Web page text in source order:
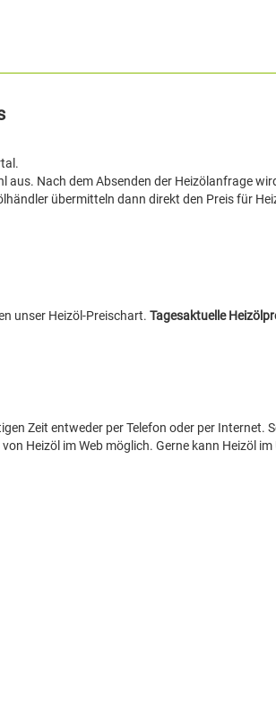
aus. Nach dem Absenden der Heizölanfrage
übermitteln dann direkt den Preis für
unser Heizöl-Preischart. Tagesaktuelle
Zeit entweder per Telefon oder per Internet.
Heizöl im Web möglich. Gerne kann Heizöl im